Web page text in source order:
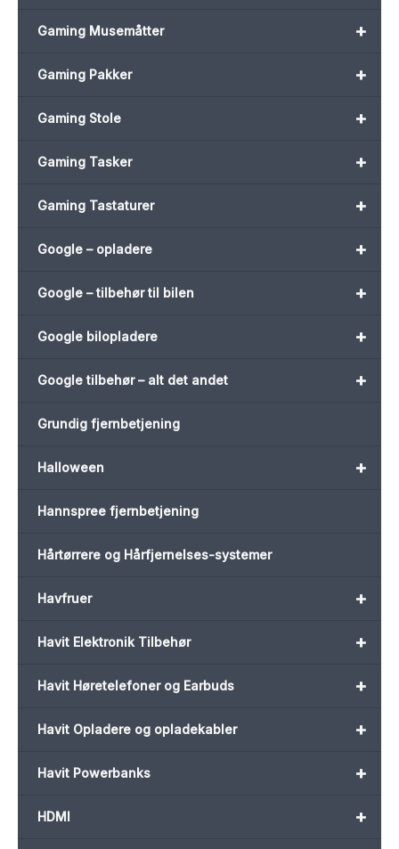
+
Gaming Musemåtter
+
Gaming Pakker
+
Gaming Stole
+
Gaming Tasker
+
Gaming Tastaturer
+
Google – opladere
+
Google – tilbehør til bilen
+
Google bilopladere
+
Google tilbehør – alt det andet
Grundig fjernbetjening
+
Halloween
Hannspree fjernbetjening
Hårtørrere og Hårfjernelses-systemer
+
Havfruer
+
Havit Elektronik Tilbehør
+
Havit Høretelefoner og Earbuds
+
Havit Opladere og opladekabler
+
Havit Powerbanks
+
HDMI